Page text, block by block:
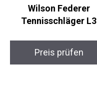
Wilson Federer
Tennisschläger L3
Preis prüfen